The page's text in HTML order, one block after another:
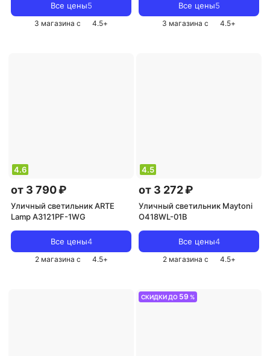
Все цены5
3 магазина с 4.5+
Все цены5
3 магазина с 4.5+
4.6
от 3 790 ₽
Уличный светильник ARTE
Lamp A3121PF-1WG
Все цены4
2 магазина с 4.5+
4.5
от 3 272 ₽
Уличный светильник Maytoni
O418WL-01B
Все цены4
2 магазина с 4.5+
СКИДКИ ДО 59 %